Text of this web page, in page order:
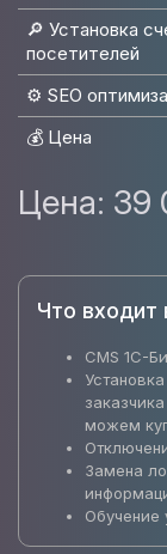
🔎 Установка
посетителей
⚙️ SEO
💰 Цена
Цена: 39
Что входит
CMS 1C-
можем
Замена
Обучение